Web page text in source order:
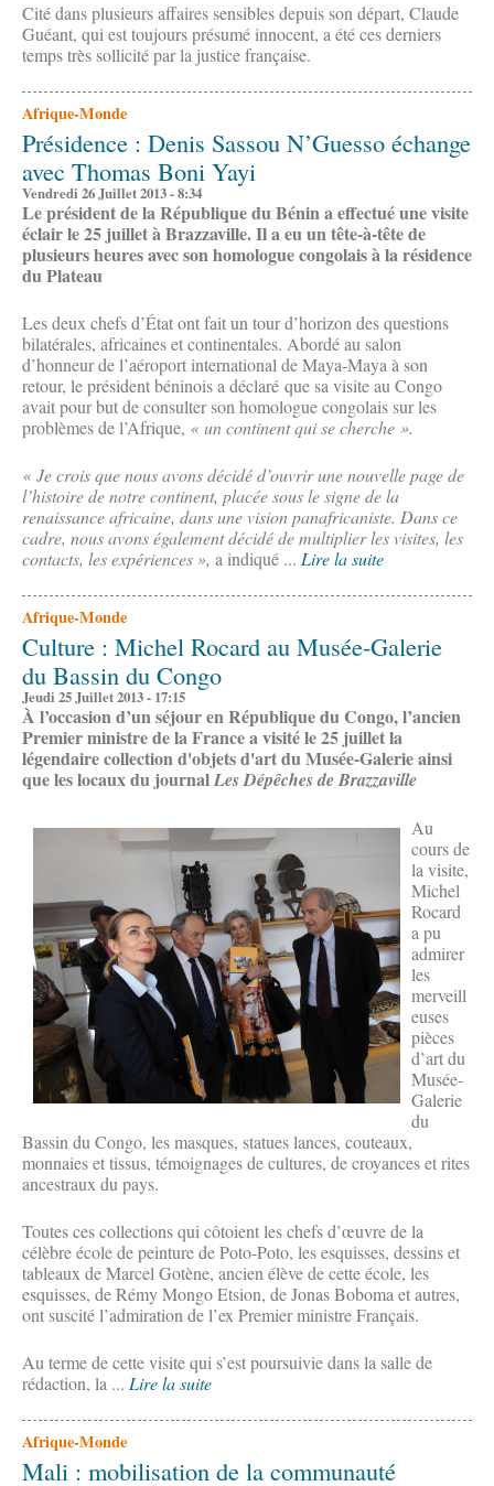
Cité dans plusieurs affaires sensibles depuis son départ, Claude
Guéant, qui est toujours présumé innocent, a été ces derniers
temps très sollicité par la justice française.
Afrique-Monde
Présidence : Denis Sassou N’Guesso échange
avec Thomas Boni Yayi
Vendredi 26 Juillet 2013 - 8:34
Le président de la République du Bénin a effectué une visite
éclair le 25 juillet à Brazzaville. Il a eu un tête-à-tête de
plusieurs heures avec son homologue congolais à la résidence
du Plateau
Les deux chefs d’État ont fait un tour d’horizon des questions
bilatérales, africaines et continentales. Abordé au salon
d’honneur de l’aéroport international de Maya-Maya à son
retour, le président béninois a déclaré que sa visite au Congo
avait pour but de consulter son homologue congolais sur les
problèmes de l’Afrique, « un continent qui se cherche ».
« Je crois que nous avons décidé d’ouvrir une nouvelle page de
l’histoire de notre continent, placée sous le signe de la
renaissance africaine, dans une vision panafricaniste. Dans ce
cadre, nous avons également décidé de multiplier les visites, les
contacts, les expériences », a indiqué ... Lire la suite
Afrique-Monde
Culture : Michel Rocard au Musée-Galerie
du Bassin du Congo
Jeudi 25 Juillet 2013 - 17:15
À l’occasion d’un séjour en République du Congo, l’ancien
Premier ministre de la France a visité le 25 juillet la
légendaire collection d'objets d'art du Musée-Galerie ainsi
que les locaux du journalLes Dépêches de Brazzaville
Au
cours de
la visite,
Michel
Rocard
a pu
admirer
les
merveill
euses
pièces
d’art du
Musée-
Galerie
du
Bassin du Congo, les masques, statues lances, couteaux,
monnaies et tissus, témoignages de cultures, de croyances et rites
ancestraux du pays.
Toutes ces collections qui côtoient les chefs d’œuvre de la
célèbre école de peinture de Poto-Poto, les esquisses, dessins et
tableaux de Marcel Gotène, ancien élève de cette école, les
esquisses, de Rémy Mongo Etsion, de Jonas Boboma et autres,
ont suscité l’admiration de l’ex Premier ministre Français.
Au terme de cette visite qui s’est poursuivie dans la salle de
rédaction, la ... Lire la suite
Afrique-Monde
Mali : mobilisation de la communauté